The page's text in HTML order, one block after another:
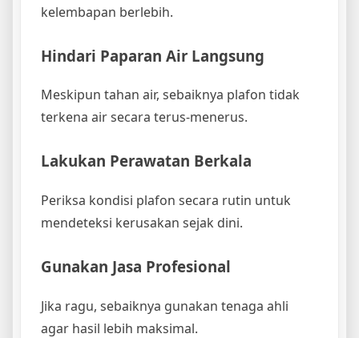
kelembapan berlebih.
Hindari Paparan Air Langsung
Meskipun tahan air, sebaiknya plafon tidak
terkena air secara terus-menerus.
Lakukan Perawatan Berkala
Periksa kondisi plafon secara rutin untuk
mendeteksi kerusakan sejak dini.
Gunakan Jasa Profesional
Jika ragu, sebaiknya gunakan tenaga ahli
agar hasil lebih maksimal.